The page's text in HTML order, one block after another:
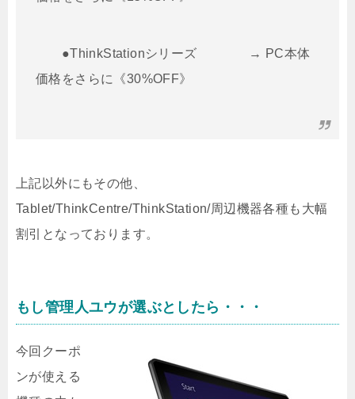
●ThinkStationシリーズ → PC本体
価格をさらに《30%OFF》
上記以外にもその他、
Tablet/ThinkCentre/ThinkStation/周辺機器各種も大幅
割引となっております。
もし管理人ユウが選ぶとしたら・・・
今回クーポ
ンが使える